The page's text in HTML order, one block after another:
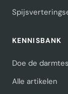
KENNISBANK
Doe de
Alle artikelen